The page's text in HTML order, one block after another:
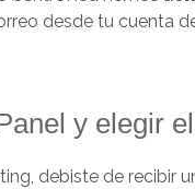
desde tu cuenta
y elegir
debiste de recibir